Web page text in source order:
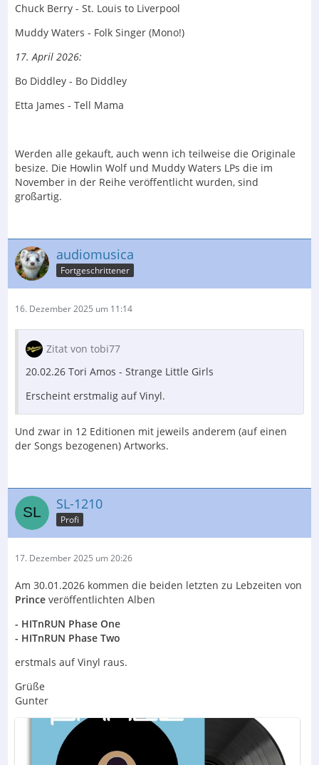
Chuck Berry - St. Louis to Liverpool
Muddy Waters - Folk Singer (Mono!)
17. April 2026:
Bo Diddley - Bo Diddley
Etta James - Tell Mama
Werden alle gekauft, auch wenn ich teilweise die Originale
besize. Die Howlin Wolf und Muddy Waters LPs die im
November in der Reihe veröffentlicht wurden, sind
großartig.
audiomusica
Fortgeschrittener
16. Dezember 2025 um 11:14
Zitat von tobi77
20.02.26 Tori Amos - Strange Little Girls
Erscheint erstmalig auf Vinyl.
Und zwar in 12 Editionen mit jeweils anderem (auf einen
der Songs bezogenen) Artworks.
SL-1210
Profi
17. Dezember 2025 um 20:26
Am 30.01.2026 kommen die beiden letzten zu Lebzeiten von
Prince veröffentlichten Alben
- HITnRUN Phase One
- HITnRUN Phase Two
erstmals auf Vinyl raus.
Grüße
Gunter